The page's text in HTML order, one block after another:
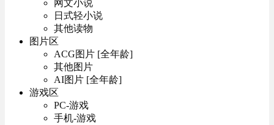
网文小说
日式轻小说
其他读物
图片区
ACG图片 [全年龄]
其他图片
AI图片 [全年龄]
游戏区
PC-游戏
手机-游戏